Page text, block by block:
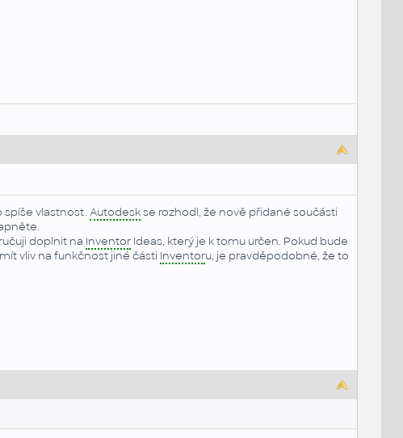
spíše vlastnost. Autodeskse rozhodl, že nově přidané součásti
doplnit na InventorIdeas, který je k tomu určen. Pokud bude
vliv na funkčnost jiné části Inventoru, je pravděpodobné, že to